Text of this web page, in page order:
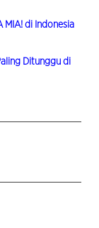
MIA! di Indonesia
Ditunggu di